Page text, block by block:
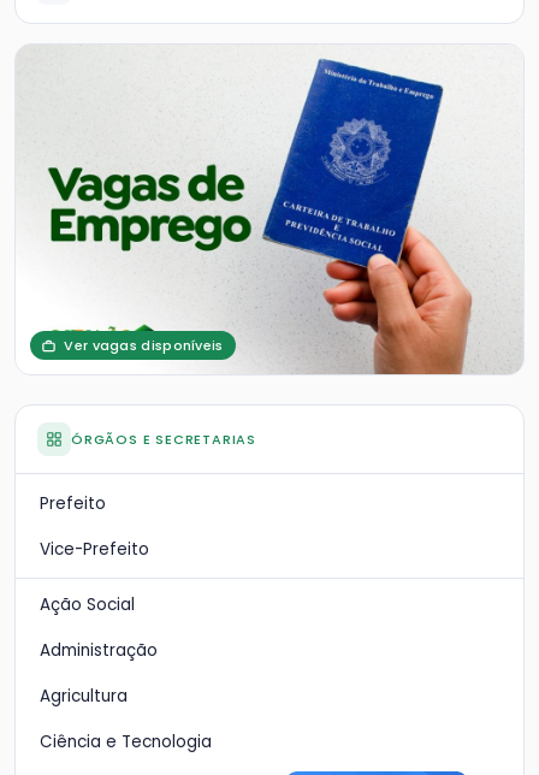
Ver vagas disponíveis
ÓRGÃOS E SECRETARIAS
Prefeito
Vice-Prefeito
Ação Social
Administração
Agricultura
Ciência e Tecnologia